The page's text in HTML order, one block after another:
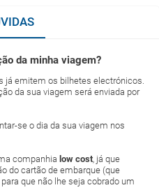
da minha viagem?
já emitem os bilhetes electrónicos.
da sua viagem será enviada por
se o dia da sua viagem nos
companhia low cost, já que
do cartão de embarque (que
que não lhe seja cobrado um